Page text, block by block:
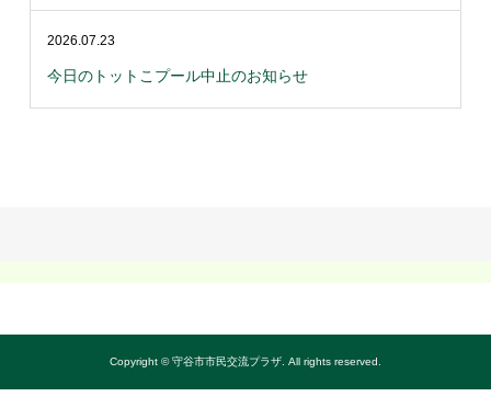
2026.07.23
今日のトットこプール中止のお知らせ
Copyright © 守谷市市民交流プラザ. All rights reserved.